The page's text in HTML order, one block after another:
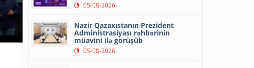
05-08-2026
Nazir Qazaxıstanın Prezident
Administrasiyası rəhbərinin
müavini ilə görüşüb
05-08-2026